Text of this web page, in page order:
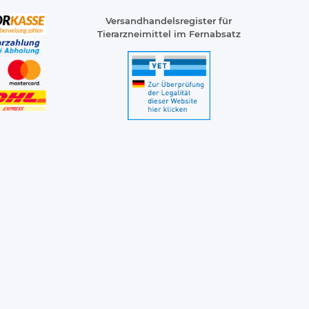
Versandhandelsregister für
Tierarzneimittel im Fernabsatz